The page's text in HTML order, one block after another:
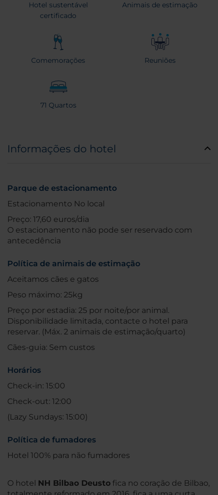
Hotel sustentável
certificado
Animais de estimação
Comemorações Reuniões
71 Quartos
Informações do hotel
Parque de estacionamento
Estacionamento No local
Preço: 17,60 euros/dia
O estacionamento não pode ser reservado com
antecedência
Política de animais de estimação
Aceitamos cães e gatos
Peso máximo: 25kg
Preço por estadia: 25 por noite/por animal.
Disponibilidade limitada, contacte o hotel para
reservar. (Máx. 2 animais de estimação/quarto)
Cães-guia: Sem custos
Horários
Check-in: 15:00
Check-out: 12:00
(Lazy Sundays: 15:00)
Política de fumadores
Hotel 100% para não fumadores
O hotel NH Bilbao Deusto fica no coração de Bilbao,